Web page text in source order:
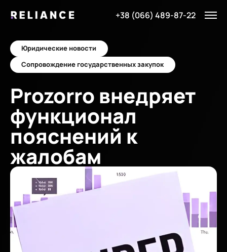
+38 (066) 489-87-22
Юридические новости
Сопровождение государственных закупок
Prozorro внедряет
функционал
пояснений к
жалобам